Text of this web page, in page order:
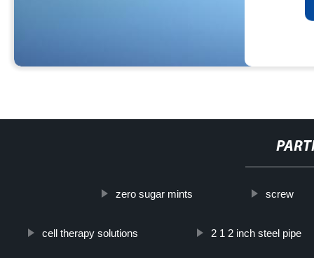
zero sugar mints screw
cell therapy solutions 2 1 2 inch steel pipe